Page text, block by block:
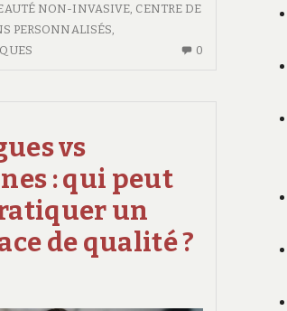
NON-INVASIVE CENTRE DE
PERSONNALISÉS
0
COMMENTAIRE
vs
: qui peut
un
de qualité ?